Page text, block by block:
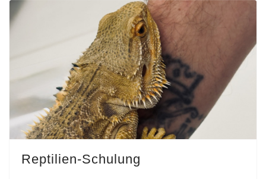
Reptilien-Schulung